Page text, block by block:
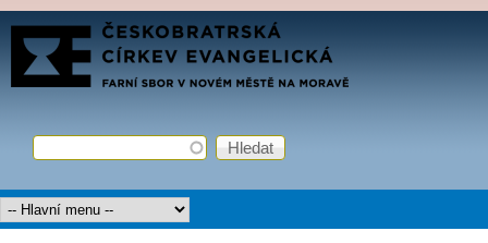
Přejít k hlavnímu obsahu
FARNÍ
SBOR
Vyhledávání
Hledat
Hlavní menu